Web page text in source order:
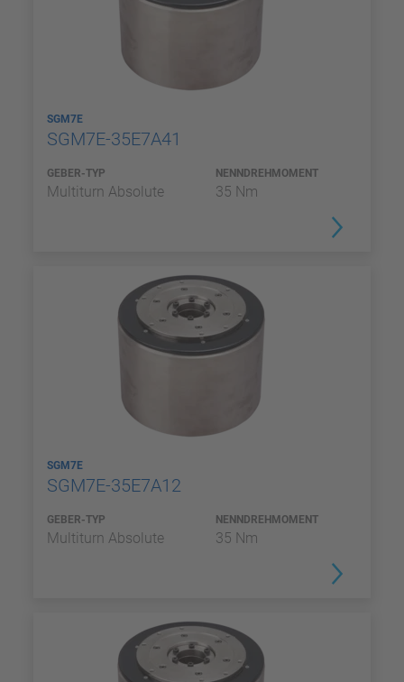
SGM7E
SGM7E-35E7A41
GEBER-TYP
Multiturn Absolute
NENNDREHMOMENT
35 Nm
SGM7E
SGM7E-35E7A12
GEBER-TYP
Multiturn Absolute
NENNDREHMOMENT
35 Nm